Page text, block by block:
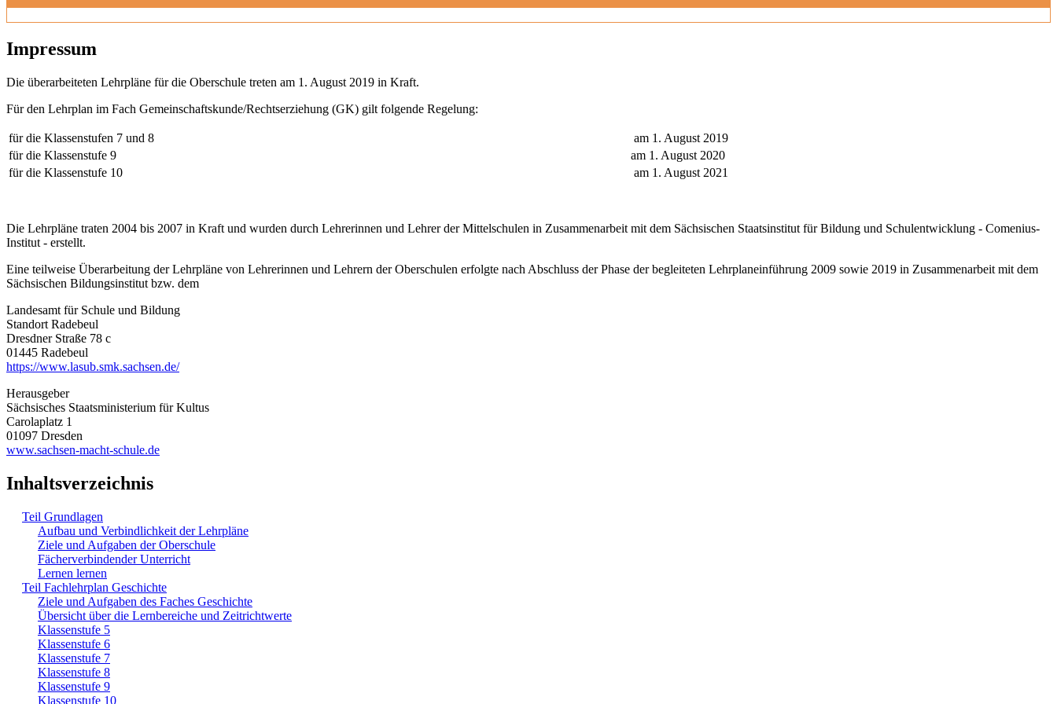
Impressum
Die überarbeiteten Lehrpläne für die Oberschule treten am 1. August 2019 in Kraft.
Für den Lehrplan im Fach Gemeinschaftskunde/Rechtserziehung (GK) gilt folgende Regelung:
für die Klassenstufen 7 und 8
am 1. August 2019
für die Klassenstufe 9
am 1. August 2020
für die Klassenstufe 10
am 1. August 2021
Die Lehrpläne traten 2004 bis 2007 in Kraft und wurden durch Lehrerinnen und Lehrer der Mittelschulen in Zusammenarbeit mit dem Sächsischen Staatsinstitut für Bildung und Schulentwicklung - Comenius-
Institut - erstellt.
Eine teilweise Überarbeitung der Lehrpläne von Lehrerinnen und Lehrern der Oberschulen erfolgte nach Abschluss der Phase der begleiteten Lehrplaneinführung 2009 sowie 2019 in Zusammenarbeit mit dem
Sächsischen Bildungsinstitut bzw. dem
Landesamt für Schule und Bildung
Standort Radebeul
Dresdner Straße 78 c
01445 Radebeul
https://www.lasub.smk.sachsen.de/
Herausgeber
Sächsisches Staatsministerium für Kultus
Carolaplatz 1
01097 Dresden
www.sachsen-macht-schule.de
Inhaltsverzeichnis
Teil Grundlagen
Aufbau und Verbindlichkeit der Lehrpläne
Ziele und Aufgaben der Oberschule
Fächerverbindender Unterricht
Lernen lernen
Teil Fachlehrplan Geschichte
Ziele und Aufgaben des Faches Geschichte
Übersicht über die Lernbereiche und Zeitrichtwerte
Klassenstufe 5
Klassenstufe 6
Klassenstufe 7
Klassenstufe 8
Klassenstufe 9
Klassenstufe 10